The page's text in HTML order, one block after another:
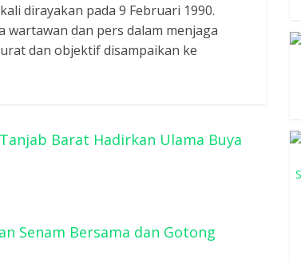
dirayakan pada 9 Februari 1990.
dan pers dalam menjaga
dan objektif disampaikan ke
Barat Hadirkan Ulama Buya
Senam Bersama dan Gotong